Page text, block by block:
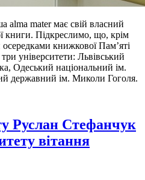
alma mater має свій власний
книги. Підкреслимо, що, крім
книжкової Пам’яті
університети: Львівський
Одеський національний ім.
державний ім. Миколи Гоголя.
Руслан Стефанчук
вітання